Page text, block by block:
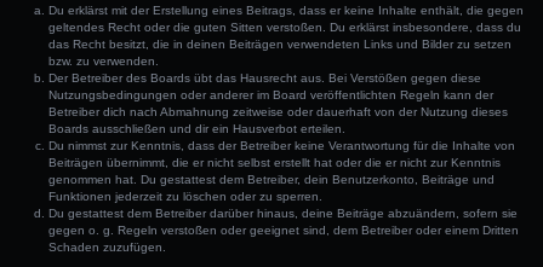
Du erklärst mit der Erstellung eines Beitrags, dass er keine Inhalte enthält, die gegen
geltendes Recht oder die guten Sitten verstoßen. Du erklärst insbesondere, dass du
das Recht besitzt, die in deinen Beiträgen verwendeten Links und Bilder zu setzen
bzw. zu verwenden.
Der Betreiber des Boards übt das Hausrecht aus. Bei Verstößen gegen diese
Nutzungsbedingungen oder anderer im Board veröffentlichten Regeln kann der
Betreiber dich nach Abmahnung zeitweise oder dauerhaft von der Nutzung dieses
Boards ausschließen und dir ein Hausverbot erteilen.
Du nimmst zur Kenntnis, dass der Betreiber keine Verantwortung für die Inhalte von
Beiträgen übernimmt, die er nicht selbst erstellt hat oder die er nicht zur Kenntnis
genommen hat. Du gestattest dem Betreiber, dein Benutzerkonto, Beiträge und
Funktionen jederzeit zu löschen oder zu sperren.
Du gestattest dem Betreiber darüber hinaus, deine Beiträge abzuändern, sofern sie
gegen o. g. Regeln verstoßen oder geeignet sind, dem Betreiber oder einem Dritten
Schaden zuzufügen.